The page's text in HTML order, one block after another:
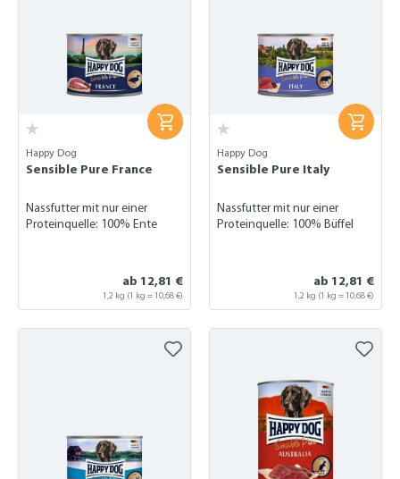
Happy Dog
Sensible Pure France
Nassfutter mit nur einer
Proteinquelle: 100% Ente
ab 12,81 €
1,2 kg (1 kg = 10,68 €)
Happy Dog
Sensible Pure Italy
Nassfutter mit nur einer
Proteinquelle: 100% Büffel
ab 12,81 €
1,2 kg (1 kg = 10,68 €)